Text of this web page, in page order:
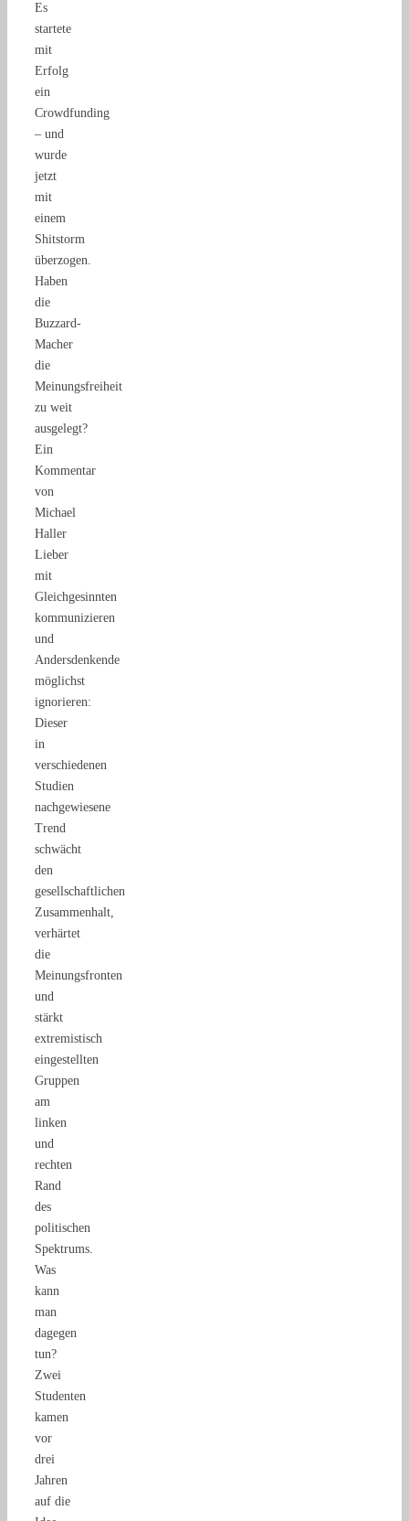
Es
startete
mit
Erfolg
ein
Crowdfunding
– und
wurde
jetzt
mit
einem
Shitstorm
überzogen.
Haben
die
Buzzard-
Macher
die
Meinungsfreiheit
zu weit
ausgelegt?
Ein
Kommentar
von
Michael
Haller
Lieber
mit
Gleichgesinnten
kommunizieren
und
Andersdenkende
möglichst
ignorieren:
Dieser
in
verschiedenen
Studien
nachgewiesene
Trend
schwächt
den
gesellschaftlichen
Zusammenhalt,
verhärtet
die
Meinungsfronten
und
stärkt
extremistisch
eingestellten
Gruppen
am
linken
und
rechten
Rand
des
politischen
Spektrums.
Was
kann
man
dagegen
tun?
Zwei
Studenten
kamen
vor
drei
Jahren
auf die